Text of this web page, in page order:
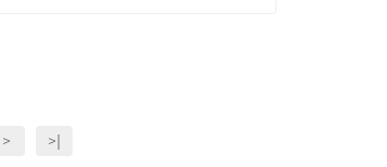
> >|